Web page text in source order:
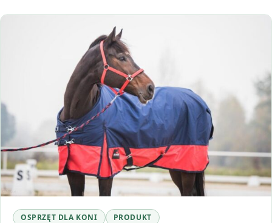
OSPRZĘT DLA KONI PRODUKT